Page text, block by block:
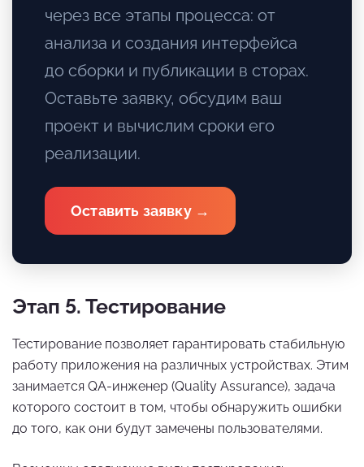
через все этапы процесса: от
анализа и создания интерфейса
до сборки и публикации в сторах.
Оставьте заявку, обсудим ваш
проект и вычислим сроки его
реализации.
Оставить заявку →
Этап 5. Тестирование
Тестирование позволяет гарантировать стабильную
работу приложения на различных устройствах. Этим
занимается QA-инженер (Quality Assurance), задача
которого состоит в том, чтобы обнаружить ошибки
до того, как они будут замечены пользователями.